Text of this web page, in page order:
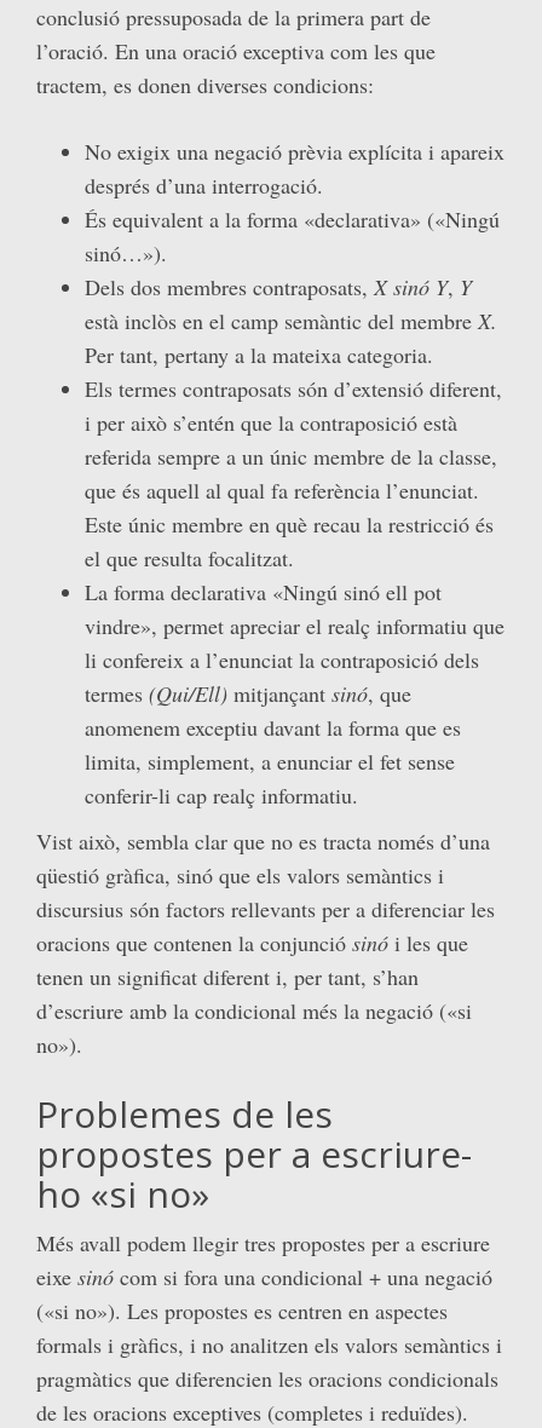
conclusió pressuposada de la primera part de
l’oració. En una oració exceptiva com les que
tractem, es donen diverses condicions:
No exigix una negació prèvia explícita i apareix
després d’una interrogació.
És equivalent a la forma «declarativa» («Ningú
sinó…»).
Dels dos membres contraposats, X sinó Y, Y
està inclòs en el camp semàntic del membre X.
Per tant, pertany a la mateixa categoria.
Els termes contraposats són d’extensió diferent,
i per això s’entén que la contraposició està
referida sempre a un únic membre de la classe,
que és aquell al qual fa referència l’enunciat.
Este únic membre en què recau la restricció és
el que resulta focalitzat.
La forma declarativa «Ningú sinó ell pot
vindre», permet apreciar el realç informatiu que
li confereix a l’enunciat la contraposició dels
termes (Qui/Ell) mitjançant sinó, que
anomenem exceptiu davant la forma que es
limita, simplement, a enunciar el fet sense
conferir-li cap realç informatiu.
Vist això, sembla clar que no es tracta només d’una
qüestió gràfica, sinó que els valors semàntics i
discursius són factors rellevants per a diferenciar les
oracions que contenen la conjunció sinó i les que
tenen un significat diferent i, per tant, s’han
d’escriure amb la condicional més la negació («si
no»).
Problemes de les
propostes per a escriure-
ho «si no»
Més avall podem llegir tres propostes per a escriure
eixe sinó com si fora una condicional + una negació
(«si no»). Les propostes es centren en aspectes
formals i gràfics, i no analitzen els valors semàntics i
pragmàtics que diferencien les oracions condicionals
de les oracions exceptives (completes i reduïdes).